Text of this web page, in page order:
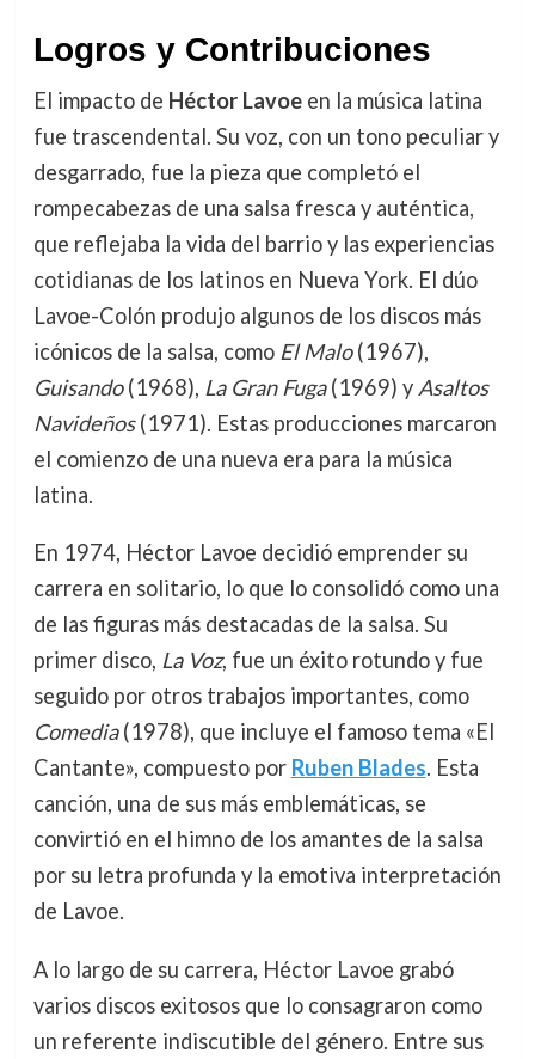
Logros y Contribuciones
El impacto de Héctor Lavoeen la música latina
fue trascendental. Su voz, con un tono peculiar y
desgarrado, fue la pieza que completó el
rompecabezas de una salsa fresca y auténtica,
que reflejaba la vida del barrio y las experiencias
cotidianas de los latinos en Nueva York. El dúo
Lavoe-Colón produjo algunos de los discos más
icónicos de la salsa, como El Malo(1967),
Guisando(1968), La Gran Fuga(1969) y Asaltos
Navideños(1971). Estas producciones marcaron
el comienzo de una nueva era para la música
latina.
En 1974, Héctor Lavoe decidió emprender su
carrera en solitario, lo que lo consolidó como una
de las figuras más destacadas de la salsa. Su
primer disco, La Voz, fue un éxito rotundo y fue
seguido por otros trabajos importantes, como
Comedia(1978), que incluye el famoso tema «El
Cantante», compuesto por Ruben Blades. Esta
canción, una de sus más emblemáticas, se
convirtió en el himno de los amantes de la salsa
por su letra profunda y la emotiva interpretación
de Lavoe.
A lo largo de su carrera, Héctor Lavoe grabó
varios discos exitosos que lo consagraron como
un referente indiscutible del género. Entre sus